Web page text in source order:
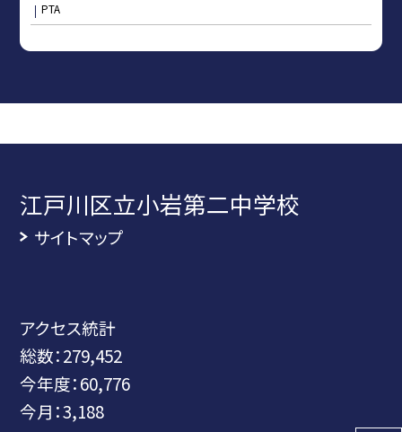
PTA
江戸川区立小岩第二中学校
サイトマップ
アクセス統計
総数：279,452
今年度：60,776
今月：3,188